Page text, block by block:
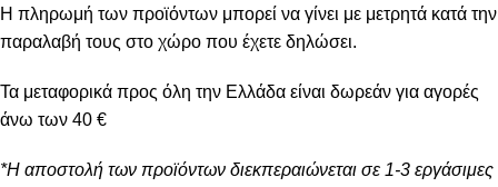
Η πληρωμή των προϊόντων μπορεί να γίνει με μετρητά κατά την
παραλαβή τους στο χώρο που έχετε δηλώσει.
Τα μεταφορικά προς όλη την Ελλάδα είναι δωρεάν για αγορές
άνω των 40 €
*Η αποστολή των προϊόντων διεκπεραιώνεται σε 1-3 εργάσιμες